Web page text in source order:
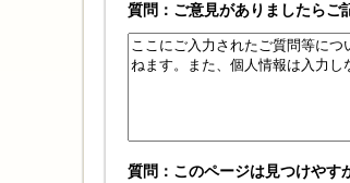
質問：ご意見がありましたらご
質問：このページは見つけやす